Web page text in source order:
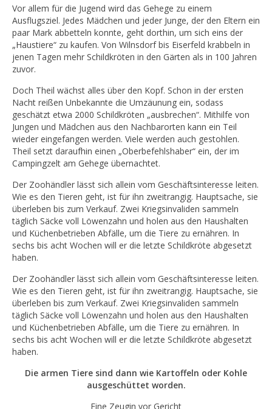
Vor allem für die Jugend wird das Gehege zu einem
Ausflugsziel. Jedes Mädchen und jeder Junge, der den Eltern ein
paar Mark abbetteln konnte, geht dorthin, um sich eins der
„Haustiere“ zu kaufen. Von Wilnsdorf bis Eiserfeld krabbeln in
jenen Tagen mehr Schildkröten in den Gärten als in 100 Jahren
zuvor.
Doch Theil wächst alles über den Kopf. Schon in der ersten
Nacht reißen Unbekannte die Umzäunung ein, sodass
geschätzt etwa 2000 Schildkröten „ausbrechen“. Mithilfe von
Jungen und Mädchen aus den Nachbarorten kann ein Teil
wieder eingefangen werden. Viele werden auch gestohlen.
Theil setzt daraufhin einen „Oberbefehlshaber“ ein, der im
Campingzelt am Gehege übernachtet.
Der Zoohändler lässt sich allein vom Geschäftsinteresse leiten.
Wie es den Tieren geht, ist für ihn zweitrangig. Hauptsache, sie
überleben bis zum Verkauf. Zwei Kriegsinvaliden sammeln
täglich Säcke voll Löwenzahn und holen aus den Haushalten
und Küchenbetrieben Abfälle, um die Tiere zu ernähren. In
sechs bis acht Wochen will er die letzte Schildkröte abgesetzt
haben.
Der Zoohändler lässt sich allein vom Geschäftsinteresse leiten.
Wie es den Tieren geht, ist für ihn zweitrangig. Hauptsache, sie
überleben bis zum Verkauf. Zwei Kriegsinvaliden sammeln
täglich Säcke voll Löwenzahn und holen aus den Haushalten
und Küchenbetrieben Abfälle, um die Tiere zu ernähren. In
sechs bis acht Wochen will er die letzte Schildkröte abgesetzt
haben.
Die armen Tiere sind dann wie Kartoffeln oder Kohle
ausgeschüttet worden.
Eine Zeugin vor Gericht